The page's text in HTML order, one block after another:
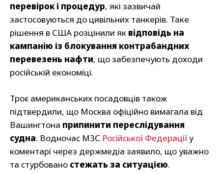
перевірок і процедур, які зазвичай
застосовуються до цивільних танкерів. Таке
рішення в США розцінили як відповідь на
кампанію із блокування контрабандних
перевезень нафти, що забезпечують доходи
російській економіці.
Троє американських посадовців також
підтвердили, що Москва офіційно вимагала від
Вашингтона припинити переслідування
судна. Водночас МЗС Російської Федерації у
коментарі через держмедіа заявило, що уважно
та стурбовано стежать за ситуацією.